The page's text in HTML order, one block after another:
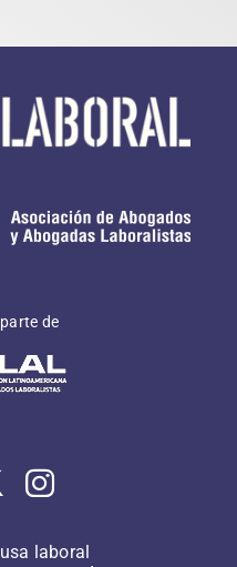
de
laboral